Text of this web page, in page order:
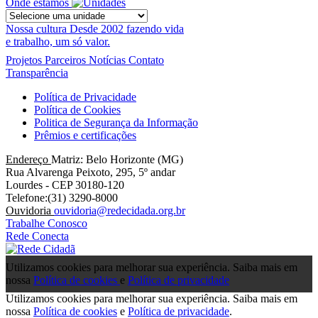
Onde estamos
Nossa cultura Desde 2002 fazendo vida
e trabalho, um só valor.
Projetos Parceiros Notícias Contato
Transparência
Política de Privacidade
Política de Cookies
Politica de Segurança da Informação
Prêmios e certificações
Endereço Matriz: Belo Horizonte (MG)
Rua Alvarenga Peixoto, 295, 5º andar
Lourdes - CEP 30180-120
Telefone:(31) 3290-8000
Ouvidoria ouvidoria@redecidada.org.br
Trabalhe Conosco
Rede Conecta
Utilizamos cookies para melhorar sua experiência. Saiba mais em
nossa Política de cookies e Política de privacidade
Utilizamos cookies para melhorar sua experiência. Saiba mais em
nossa Política de cookies e Política de privacidade.